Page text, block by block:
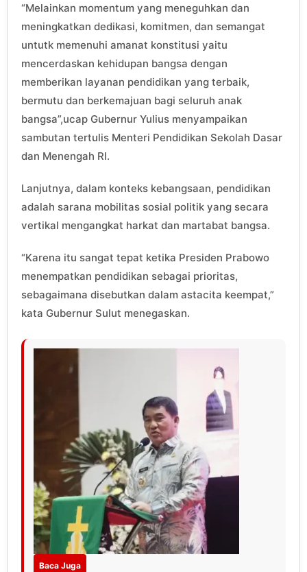
“Melainkan momentum yang meneguhkan dan
meningkatkan dedikasi, komitmen, dan semangat
untutk memenuhi amanat konstitusi yaitu
mencerdaskan kehidupan bangsa dengan
memberikan layanan pendidikan yang terbaik,
bermutu dan berkemajuan bagi seluruh anak
bangsa”,ucap Gubernur Yulius menyampaikan
sambutan tertulis Menteri Pendidikan Sekolah Dasar
dan Menengah RI.
Lanjutnya, dalam konteks kebangsaan, pendidikan
adalah sarana mobilitas sosial politik yang secara
vertikal mengangkat harkat dan martabat bangsa.
“Karena itu sangat tepat ketika Presiden Prabowo
menempatkan pendidikan sebagai prioritas,
sebagaimana disebutkan dalam astacita keempat,”
kata Gubernur Sulut menegaskan.
Baca Juga